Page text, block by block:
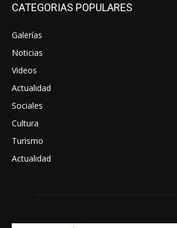
CATEGORIAS POPULARES
Galerías
Noticias
Videos
Actualidad
Sociales
Cultura
Turismo
Actualidad